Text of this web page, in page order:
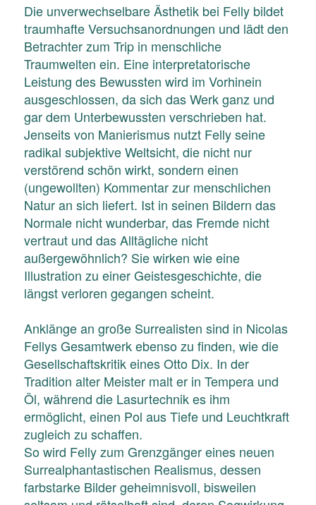
Die unverwechselbare Ästhetik bei Felly bildet
traumhafte Versuchsanordnungen und lädt den
Betrachter zum Trip in menschliche
Traumwelten ein. Eine interpretatorische
Leistung des Bewussten wird im Vorhinein
ausgeschlossen, da sich das Werk ganz und
gar dem Unterbewussten verschrieben hat.
Jenseits von Manierismus nutzt Felly seine
radikal subjektive Weltsicht, die nicht nur
verstörend schön wirkt, sondern einen
(ungewollten) Kommentar zur menschlichen
Natur an sich liefert. Ist in seinen Bildern das
Normale nicht wunderbar, das Fremde nicht
vertraut und das Alltägliche nicht
außergewöhnlich? Sie wirken wie eine
Illustration zu einer Geistesgeschichte, die
längst verloren gegangen scheint.
Anklänge an große Surrealisten sind in Nicolas
Fellys Gesamtwerk ebenso zu finden, wie die
Gesellschaftskritik eines Otto Dix. In der
Tradition alter Meister malt er in Tempera und
Öl, während die Lasurtechnik es ihm
ermöglicht, einen Pol aus Tiefe und Leuchtkraft
zugleich zu schaffen.
So wird Felly zum Grenzgänger eines neuen
Surrealphantastischen Realismus, dessen
farbstarke Bilder geheimnisvoll, bisweilen